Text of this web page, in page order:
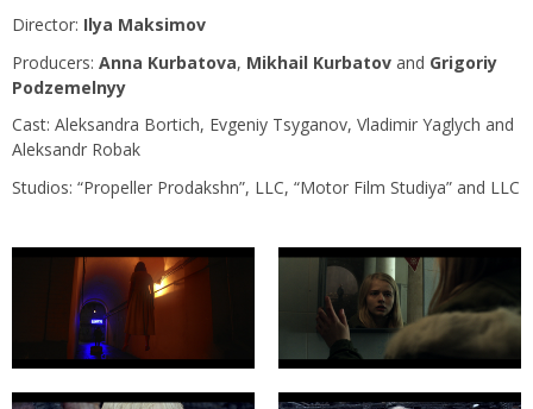
Director: Ilya Maksimov
Producers: Anna Kurbatova, Mikhail Kurbatov and Grigoriy
Podzemelnyy
Сast: Aleksandra Bortich, Evgeniy Tsyganov, Vladimir Yaglych and
Aleksandr Robak
Studios: “Propeller Prodakshn”, LLC, “Motor Film Studiya” and LLC